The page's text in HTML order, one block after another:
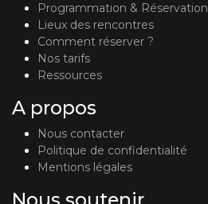
Programmation & Réservation
Lieux des rencontres
Comment réserver ?
Nos tarifs
Ressources
A propos
Nous contacter
Politique de confidentialité
Mentions légales